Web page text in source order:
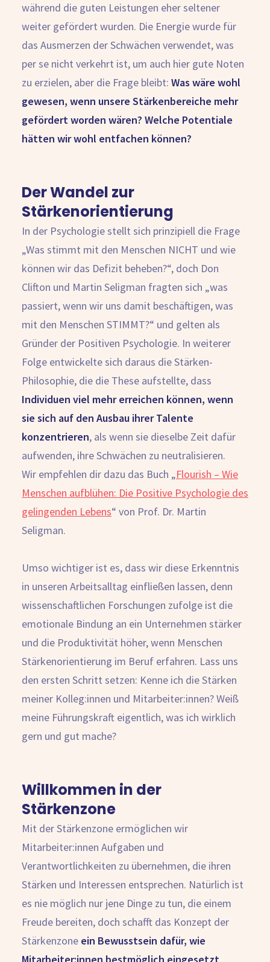
während die guten Leistungen eher seltener
weiter gefördert wurden. Die Energie wurde für
das Ausmerzen der Schwächen verwendet, was
per se nicht verkehrt ist, um auch hier gute Noten
zu erzielen, aber die Frage bleibt: Was wäre wohl
gewesen, wenn unsere Stärkenbereiche mehr
gefördert worden wären? Welche Potentiale
hätten wir wohl entfachen können?
Der Wandel zur
Stärkenorientierung
In der Psychologie stellt sich prinzipiell die Frage
„Was stimmt mit den Menschen NICHT und wie
können wir das Defizit beheben?“, doch Don
Clifton und Martin Seligman fragten sich „was
passiert, wenn wir uns damit beschäftigen, was
mit den Menschen STIMMT?“ und gelten als
Gründer der Positiven Psychologie. In weiterer
Folge entwickelte sich daraus die Stärken-
Philosophie, die die These aufstellte, dass
Individuen viel mehr erreichen können, wenn
sie sich auf den Ausbau ihrer Talente
konzentrieren, als wenn sie dieselbe Zeit dafür
aufwenden, ihre Schwächen zu neutralisieren.
Wir empfehlen dir dazu das Buch „Flourish – Wie
Menschen aufblühen: Die Positive Psychologie des
gelingenden Lebens“ von Prof. Dr. Martin
Seligman.
Umso wichtiger ist es, dass wir diese Erkenntnis
in unseren Arbeitsalltag einfließen lassen, denn
wissenschaftlichen Forschungen zufolge ist die
emotionale Bindung an ein Unternehmen stärker
und die Produktivität höher, wenn Menschen
Stärkenorientierung im Beruf erfahren. Lass uns
den ersten Schritt setzen: Kenne ich die Stärken
meiner Kolleg:innen und Mitarbeiter:innen? Weiß
meine Führungskraft eigentlich, was ich wirklich
gern und gut mache?
Willkommen in der
Stärkenzone
Mit der Stärkenzone ermöglichen wir
Mitarbeiter:innen Aufgaben und
Verantwortlichkeiten zu übernehmen, die ihren
Stärken und Interessen entsprechen. Natürlich ist
es nie möglich nur jene Dinge zu tun, die einem
Freude bereiten, doch schafft das Konzept der
Stärkenzone ein Bewusstsein dafür, wie